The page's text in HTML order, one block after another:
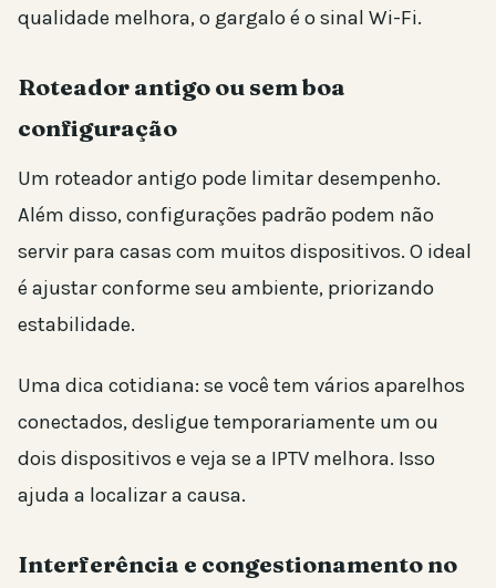
qualidade melhora, o gargalo é o sinal Wi-Fi.
Roteador antigo ou sem boa
configuração
Um roteador antigo pode limitar desempenho.
Além disso, configurações padrão podem não
servir para casas com muitos dispositivos. O ideal
é ajustar conforme seu ambiente, priorizando
estabilidade.
Uma dica cotidiana: se você tem vários aparelhos
conectados, desligue temporariamente um ou
dois dispositivos e veja se a IPTV melhora. Isso
ajuda a localizar a causa.
Interferência e congestionamento no